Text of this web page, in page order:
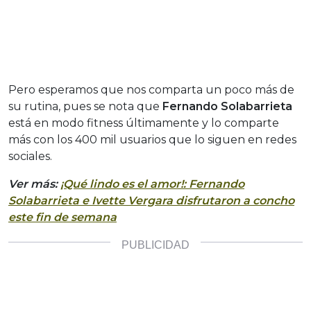
Pero esperamos que nos comparta un poco más de
su rutina, pues se nota que Fernando Solabarrieta
está en modo fitness últimamente y lo comparte
más con los 400 mil usuarios que lo siguen en redes
sociales.
Ver más: ¡Qué lindo es el amor!: Fernando
Solabarrieta e Ivette Vergara disfrutaron a concho
este fin de semana